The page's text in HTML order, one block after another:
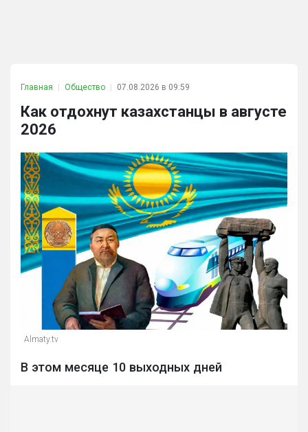
Главная Общество 07.08.2026 в 09:59
Как отдохнут казахстанцы в августе
2026
Almaty.tv
В этом месяце 10 выходных дней